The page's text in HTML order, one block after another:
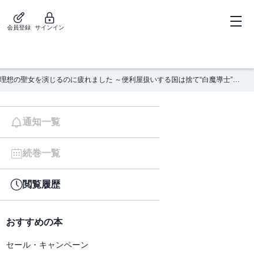
会員登録 サインイン
苦節四年、理想の聖女を演じるのに疲れました ～便利屋扱いする国は捨て“白魔導士”となり旅に出る～（コミック） ： 2
通知一覧
続巻一覧
閲覧履歴
おすすめの本
セール・キャンペーン